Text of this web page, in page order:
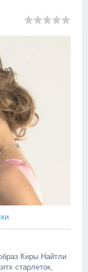
Киры Найтли
старлеток,